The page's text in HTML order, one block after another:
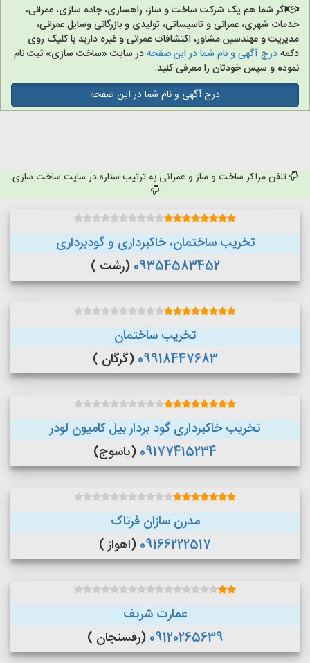
اگر شما هم یک شرکت ساخت و ساز، راهسازی، جاده سازی، عمرانی،
خدمات شهری، عمرانی و تاسیساتی، تولیدی و بازرگانی وسایل عمرانی،
مدیریت و مهندسین مشاور، اکتشافات عمرانی و غیره دارید با کلیک روی
دکمهدرج آگهی و نام شما در این صفحهدر سایت «ساخت سازی» ثبت نام
نموده و سپس خودتان را معرفی کنید.
درج آگهی و نام شما در این صفحه
تلفن مراکز ساخت و ساز و عمرانی به ترتیب ستاره در سایت ساخت سازی
تخریب ساختمان، خاکبرداری و گودبرداری
09354583452 (رشت )
تخریب ساختمان
09918447683 (گرگان )
تخریب خاکبرداری گود بردار بیل کامیون لودر
09177415234 (یاسوج)
مدرن سازان فرتاک
09166222517 (اهواز )
عمارت شریف
09120265639 (رفسنجان )